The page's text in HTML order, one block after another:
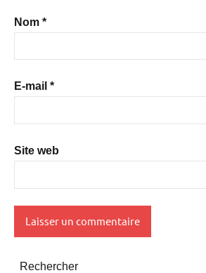
Nom *
E-mail *
Site web
Rechercher